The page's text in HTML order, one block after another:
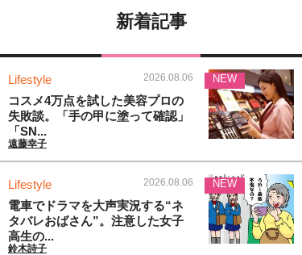
新着記事
Lifestyle 2026.08.06
コスメ4万点を試した美容プロの
失敗談。「手の甲に塗って確認」
「SN...
遠藤幸子
NEW
Lifestyle 2026.08.06
電車でドラマを大声実況する“ネ
タバレおばさん”。注意した女子
高生の...
鈴木詩子
NEW